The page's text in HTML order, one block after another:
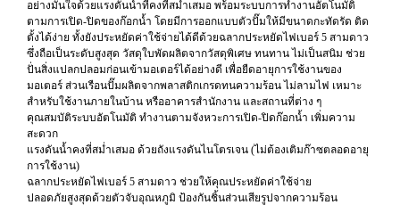
อย่างมั่นใจด้วยแรงดันน้ำที่คงที่สม่ำเสมอ พร้อมระบบการทำงานอัตโนมัติ
ตามการเปิด-ปิดของก๊อกน้ำ โดยมีการออกแบบตัวปั๊มให้มีขนาดกะทัดรัด ติด
ตั้งได้ง่าย ทั้งยังประหยัดค่าใช้จ่ายได้ดีด้วยฉลากประหยัดไฟเบอร์ 5 สามดาว
ซึ่งถือเป็นระดับสูงสุด วัสดุใบพัดผลิตจากวัสดุพิเศษ ทนทาน ไม่เป็นสนิม ช่วย
ปั่นสิ่งแปลกปลอมก่อนเข้ามอเตอร์ได้อย่างดี เพื่อยืดอายุการใช้งานของ
มอเตอร์ ส่วนเรือนปั๊มผลิตจากพลาสติกเกรดทนความร้อน ไม่ลามไฟ เหมาะ
สำหรับใช้งานภายในบ้าน หรืออาคารสำนักงาน และสถานที่ต่าง ๆ
คุณสมบัติระบบอัตโนมัติ ทำงานตามจังหวะการเปิด-ปิดก๊อกน้ำ เพิ่มความ
สะดวก
แรงดันน้ำคงที่สม่ำเสมอ ด้วยถังแรงดันไนโตรเจน (ไม่ต้องเติมก๊าซตลอดอายุ
การใช้งาน)
ฉลากประหยัดไฟเบอร์ 5 สามดาว ช่วยให้คุณประหยัดค่าใช้จ่าย
ปลอดภัยสูงสุดด้วยตัวจับอุณหภูมิ ป้องกันชิ้นส่วนเสียรูปจากความร้อน